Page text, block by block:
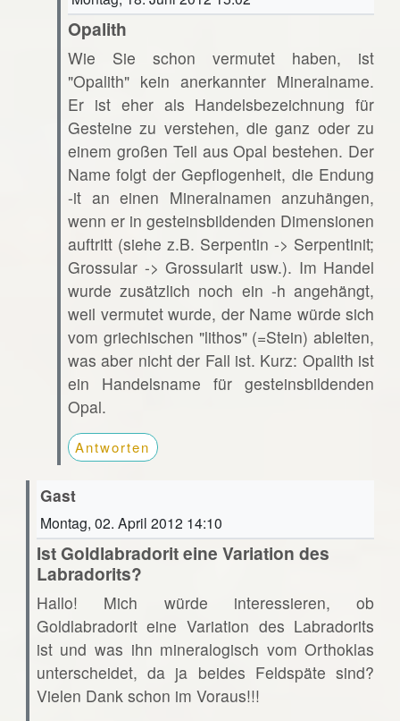
Opalith
Wie Sie schon vermutet haben, ist
"Opalith" kein anerkannter Mineralname.
Er ist eher als Handelsbezeichnung für
Gesteine zu verstehen, die ganz oder zu
einem großen Teil aus Opal bestehen. Der
Name folgt der Gepflogenheit, die Endung
-it an einen Mineralnamen anzuhängen,
wenn er in gesteinsbildenden Dimensionen
auftritt (siehe z.B. Serpentin -> Serpentinit;
Grossular -> Grossularit usw.). Im Handel
wurde zusätzlich noch ein -h angehängt,
weil vermutet wurde, der Name würde sich
vom griechischen "lithos" (=Stein) ableiten,
was aber nicht der Fall ist. Kurz: Opalith ist
ein Handelsname für gesteinsbildenden
Opal.
Antworten
Gast
Montag, 02. April 2012 14:10
Ist Goldlabradorit eine Variation des
Labradorits?
Hallo! Mich würde interessieren, ob
Goldlabradorit eine Variation des Labradorits
ist und was ihn mineralogisch vom Orthoklas
unterscheidet, da ja beides Feldspäte sind?
Vielen Dank schon im Voraus!!!